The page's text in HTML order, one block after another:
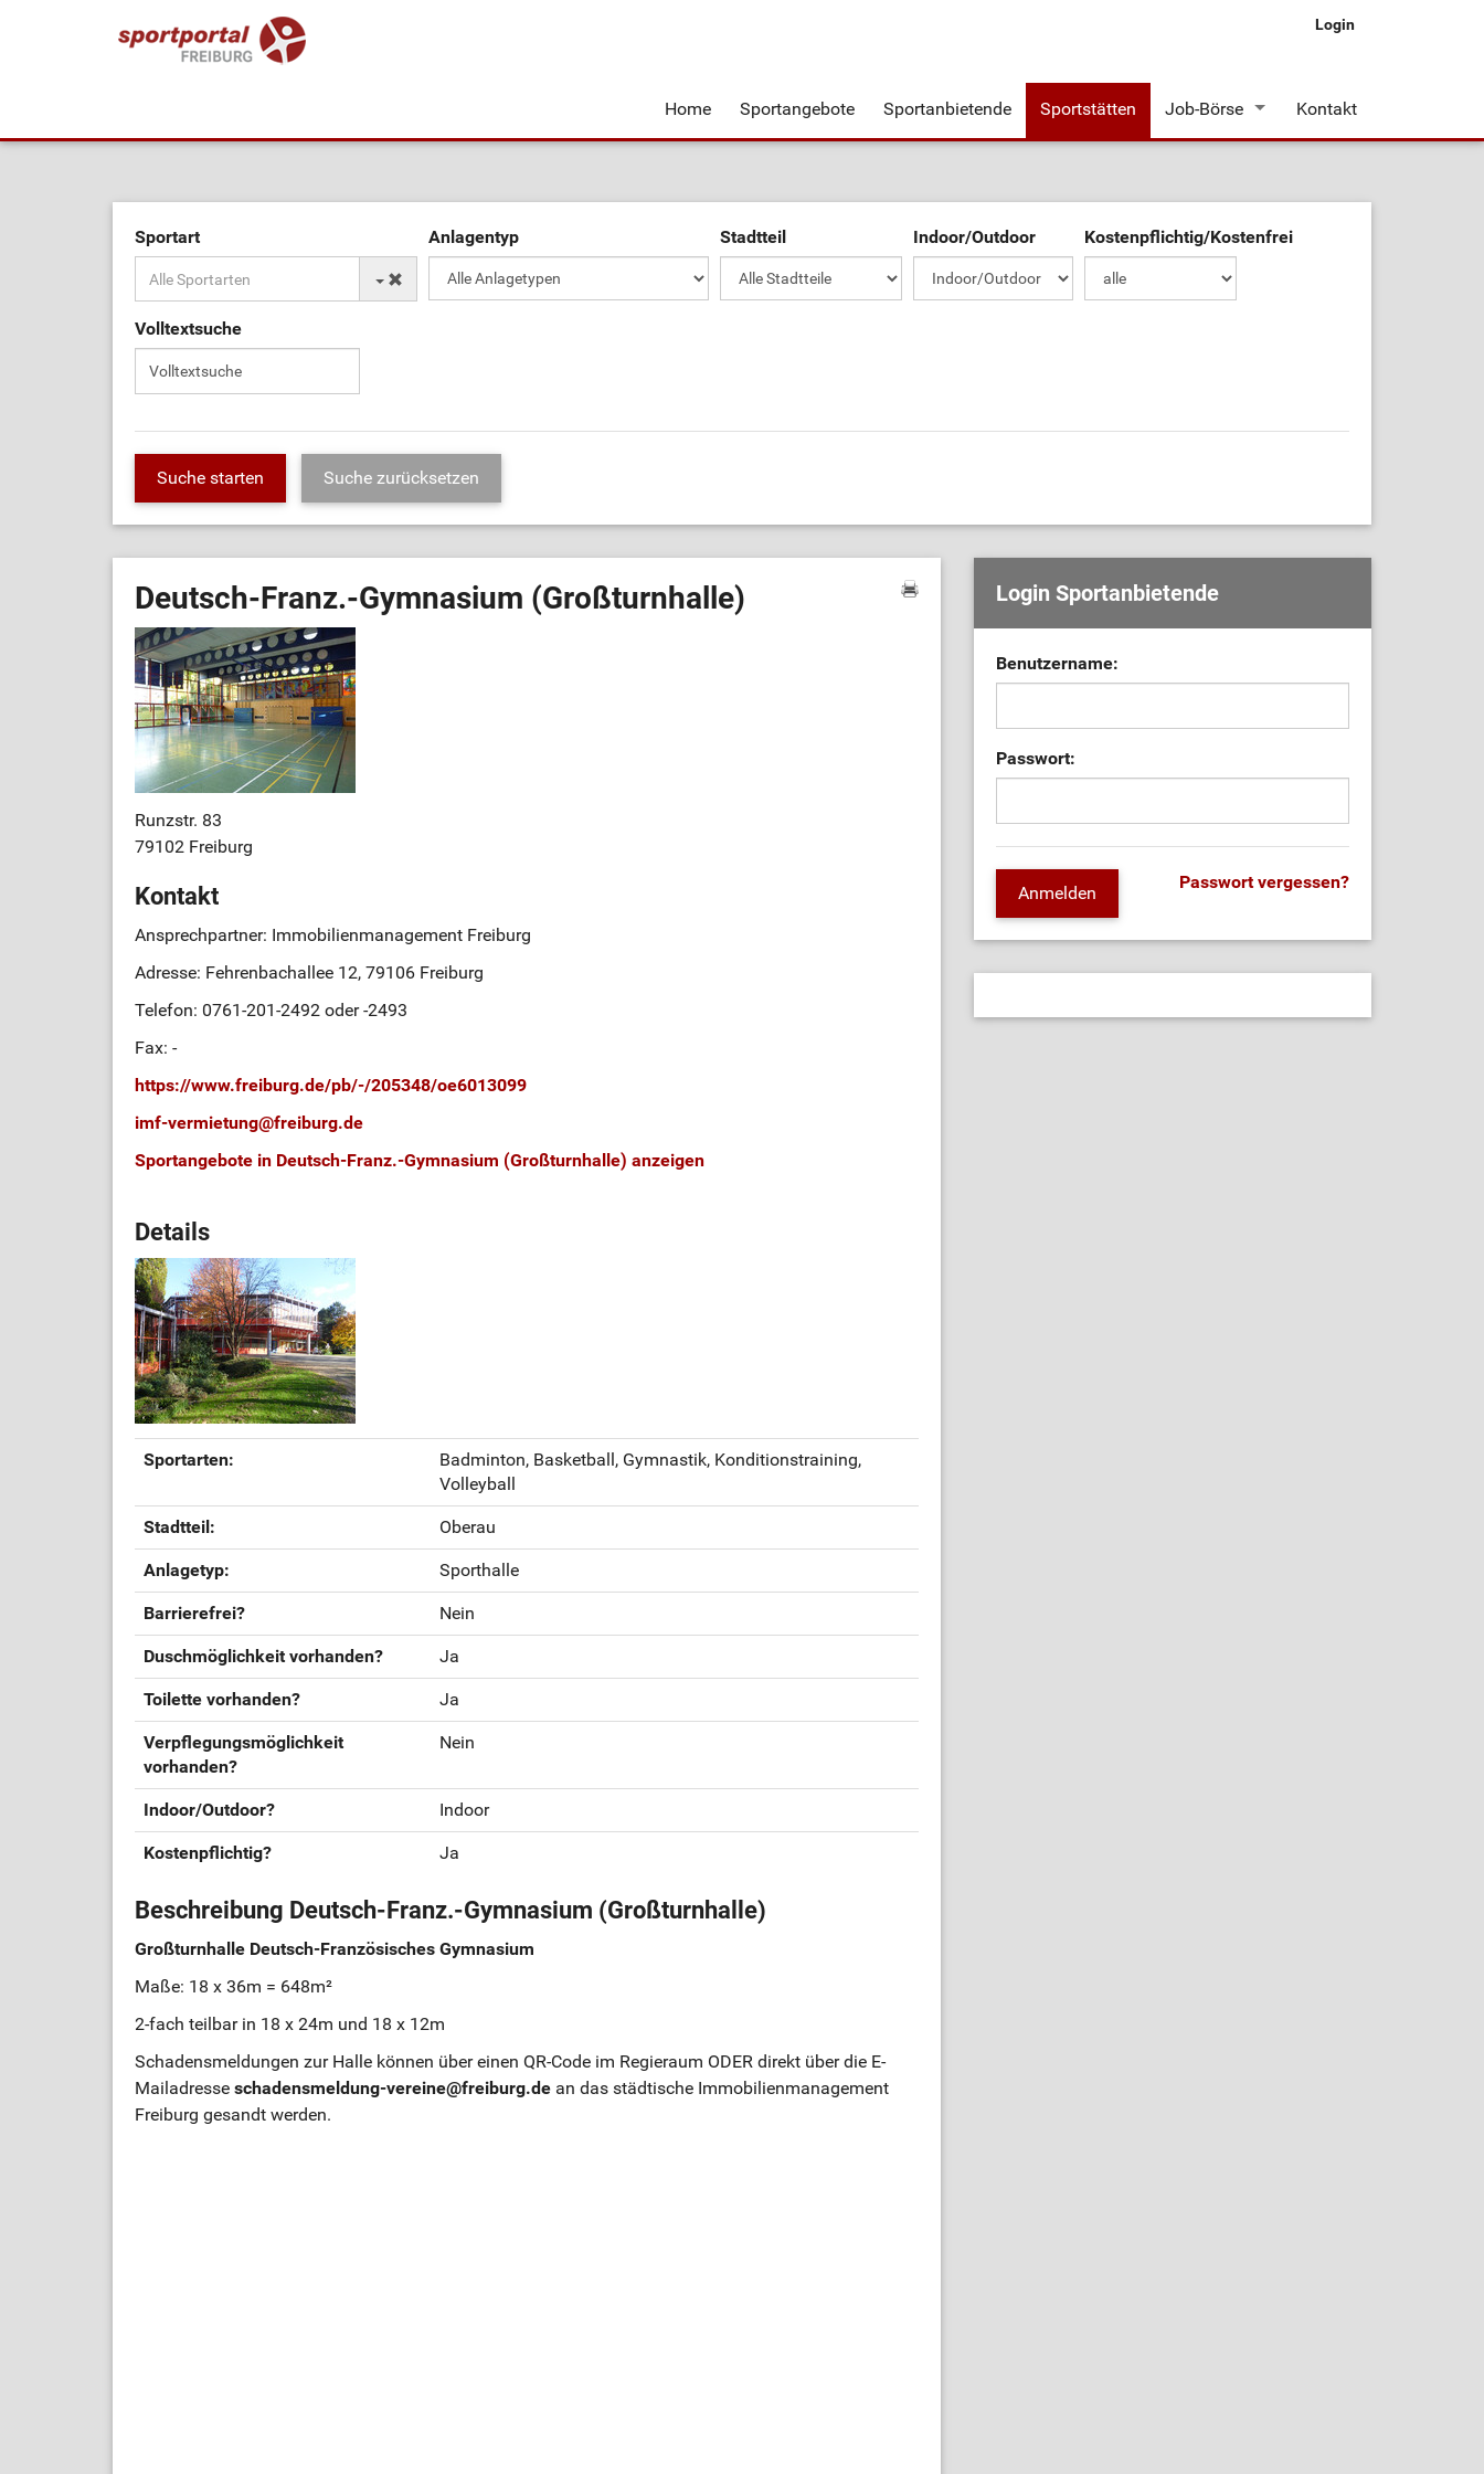
Login
Home Sportangebote Sportanbietende Sportstätten Job-Börse Kontakt
Sportart Anlagentyp Stadtteil Indoor/Outdoor Kostenpflichtig/Kostenfrei
Volltextsuche
Deutsch-Franz.-Gymnasium (Großturnhalle)
Runzstr. 83
79102 Freiburg
Kontakt
Ansprechpartner: Immobilienmanagement Freiburg
Adresse: Fehrenbachallee 12, 79106 Freiburg
Telefon: 0761-201-2492 oder -2493
Fax: -
https://www.freiburg.de/pb/-/205348/oe6013099
imf-vermietung@freiburg.de
Sportangebote in Deutsch-Franz.-Gymnasium (Großturnhalle) anzeigen
Details
Sportarten:
Badminton, Basketball, Gymnastik, Konditionstraining,
Volleyball
Stadtteil: Oberau
Anlagetyp: Sporthalle
Barrierefrei? Nein
Duschmöglichkeit vorhanden? Ja
Toilette vorhanden? Ja
Verpflegungsmöglichkeit
vorhanden?
Nein
Indoor/Outdoor? Indoor
Kostenpflichtig? Ja
Beschreibung Deutsch-Franz.-Gymnasium (Großturnhalle)
Großturnhalle Deutsch-Französisches Gymnasium
Maße: 18 x 36m = 648m²
2-fach teilbar in 18 x 24m und 18 x 12m
Schadensmeldungen zur Halle können über einen QR-Code im Regieraum ODER direkt über die E-
Mailadresse schadensmeldung-vereine@freiburg.de an das städtische Immobilienmanagement
Freiburg gesandt werden.
Login Sportanbietende
Benutzername:
Passwort:
Passwort vergessen?